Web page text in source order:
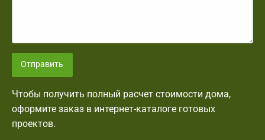
Отправить
Чтобы получить полный расчет стоимости дома,
оформите заказ в интернет-каталоге готовых
проектов.